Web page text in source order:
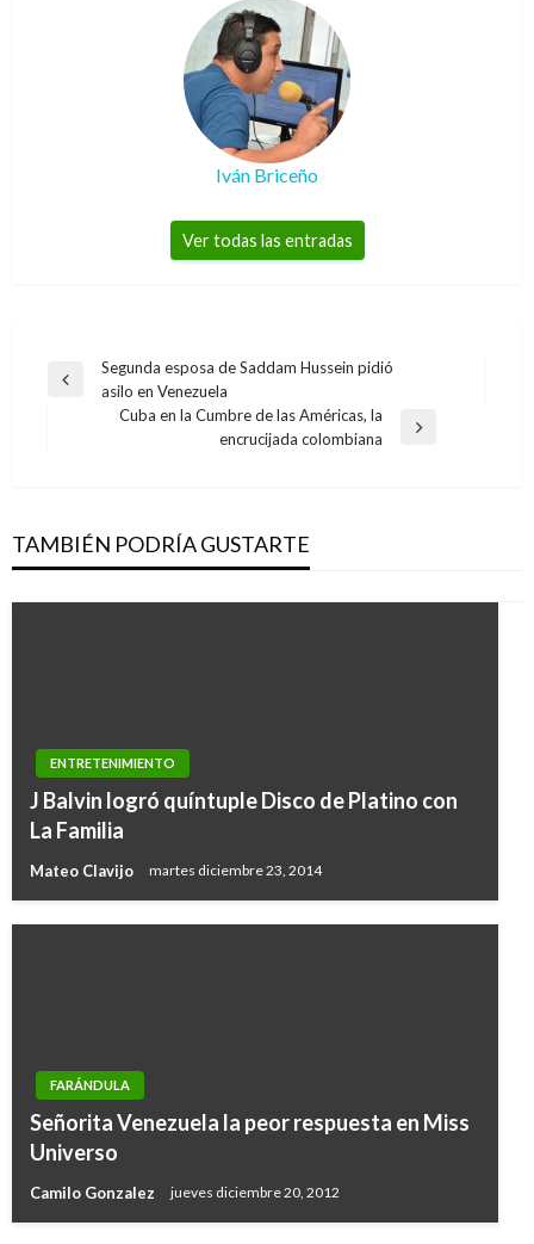
Iván Briceño
Ver todas las entradas
Navegación
Entrada
Segunda esposa de Saddam Hussein pidió
asilo en Venezuela
Cuba en la Cumbre de las Américas, la
encrucijada colombiana
TAMBIÉN PODRÍA GUSTARTE
ENTRETENIMIENTO
J Balvin logró quíntuple Disco de Platino con
La Familia
Mateo Clavijo martes diciembre 23, 2014
FARÁNDULA
Señorita Venezuela la peor respuesta en Miss
Universo
Camilo Gonzalez jueves diciembre 20, 2012